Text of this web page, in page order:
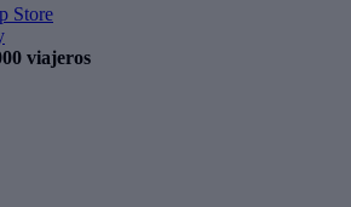
viajeros